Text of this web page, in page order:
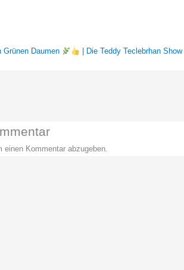
Daumen
| Die Teddy Teclebrhan Show
einen Kommentar abzugeben.